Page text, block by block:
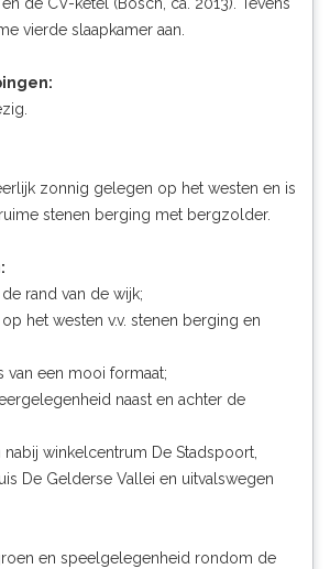
de CV-ketel (Bosch, ca. 2013). Tevens
vierde slaapkamer aan.
zonnig gelegen op het westen en is
stenen berging met bergzolder.
rand van de wijk;
het westen v.v. stenen berging en
van een mooi formaat;
naast en achter de
winkelcentrum De Stadspoort,
De Gelderse Vallei en uitvalswegen
en speelgelegenheid rondom de